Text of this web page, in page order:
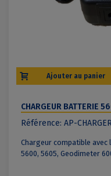
Ajouter au panier
CHARGEUR BATTERIE
Référence: AP-
Chargeur compatible
5600, 5605, Geodimeter